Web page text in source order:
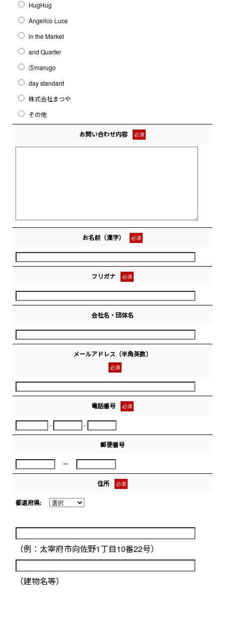
HugHug
Angelico Luce
in the Market
and Quarter
⑤marugo
day standard
株式会社まつや
その他
お問い合わせ内容 必須
お名前（漢字） 必須
フリガナ 必須
会社名・団体名
メールアドレス（半角英数）
必須
電話番号 必須
- -
郵便番号
ー
住所 必須
都道府県:
（例：太宰府市向佐野1丁目10番22号）
（建物名等）